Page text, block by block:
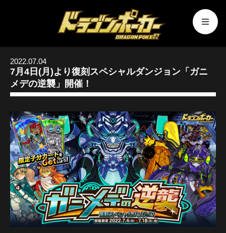
2022.07.04
7月4日(月)より復刻スペシャルダンジョン「ガニ
メデの逆襲」開催！